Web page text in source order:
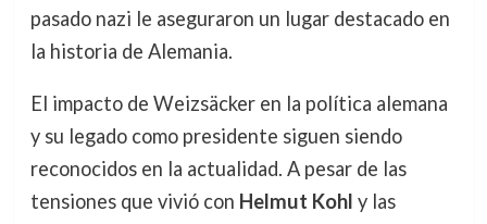
pasado nazi le aseguraron un lugar destacado en
la historia de Alemania.
El impacto de Weizsäcker en la política alemana
y su legado como presidente siguen siendo
reconocidos en la actualidad. A pesar de las
tensiones que vivió con Helmut Kohl y las